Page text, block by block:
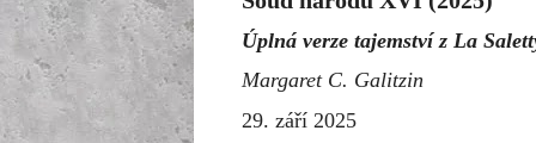
Úplná verze tajemství z La
Margaret C. Galitzin
29. září 2025